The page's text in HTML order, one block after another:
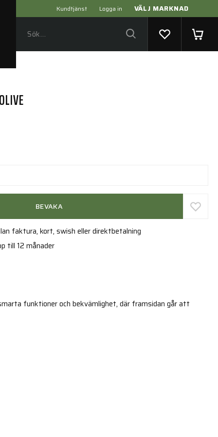
Kundtjänst Logga in VÄLJ MARKNAD
BEVAKA
faktura, kort, swish eller direktbetalning
till 12 månader
funktioner och bekvämlighet, där framsidan går att